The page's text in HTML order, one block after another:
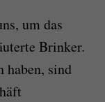
um das
Brinker.
haben, sind